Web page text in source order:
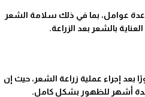
عدة عوامل، بما في ذلك سلامة الشعر
بالشعر بعد الزراعة.
إجراء عملية زراعة الشعر، حيث إن
عدة أشهر للظهور بشكل كامل.